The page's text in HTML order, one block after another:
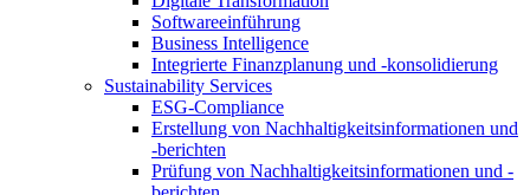
Softwareeinführung
Business Intelligence
Integrierte Finanzplanung und -konsolidierung
Sustainability Services
ESG-Compliance
Erstellung von Nachhaltigkeitsinformationen und
-berichten
Prüfung von Nachhaltigkeitsinformationen und -